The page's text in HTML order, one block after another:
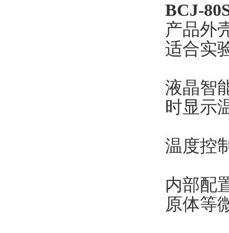
BCJ-
产品外
适合实
液晶智
时显示
温度控
内部配
原体等